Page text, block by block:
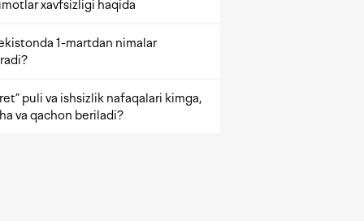
xavfsizligi haqida
1-martdan nimalar
puli va ishsizlik nafaqalari kimga,
va qachon beriladi?